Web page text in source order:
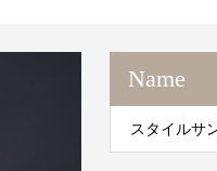
Name
スタイルサ